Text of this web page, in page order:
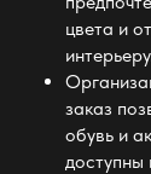
цвета и
заказ
обувь и
доступны